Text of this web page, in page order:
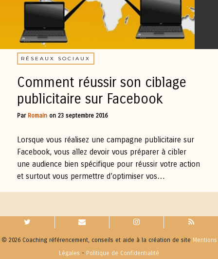
RÉSEAUX SOCIAUX
Comment réussir son ciblage
publicitaire sur Facebook
Par Romain on 23 septembre 2016
Lorsque vous réalisez une campagne publicitaire sur
Facebook, vous allez devoir vous préparer à cibler
une audience bien spécifique pour réussir votre action
et surtout vous permettre d’optimiser vos…
© 2026 Coaching référencement, conseils et aide à la création de site Mentions
Légales - Politique de Confidentialité